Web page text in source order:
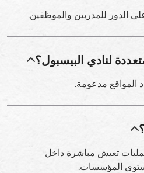
الدور للمدربين والموظفين.
لنادي البيسبول؟
المواقع مدعومة.
تعيش مباشرة داخل